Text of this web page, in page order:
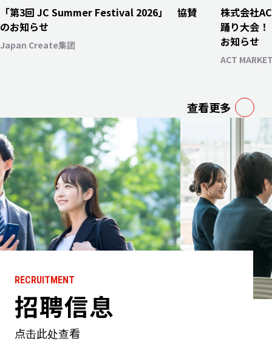
「第3回 JC Summer Festival 2026」 協賛
のお知らせ
Japan Create集团
株式会社
踊り大会
お知らせ
ACT
查看更多
RECRUITMENT
招聘信息
点击此处查看